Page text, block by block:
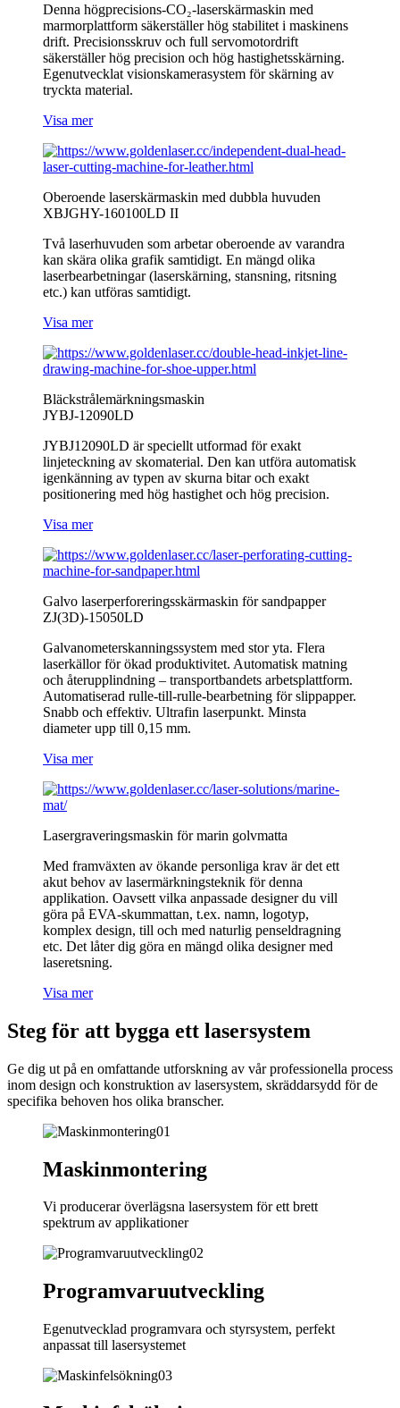
Denna högprecisions-CO₂-laserskärmaskin med
marmorplattform säkerställer hög stabilitet i maskinens
drift. Precisionsskruv och full servomotordrift
säkerställer hög precision och hög hastighetsskärning.
Egenutvecklat visionskamerasystem för skärning av
tryckta material.
Visa mer
Oberoende laserskärmaskin med dubbla huvuden
XBJGHY-160100LD II
Två laserhuvuden som arbetar oberoende av varandra
kan skära olika grafik samtidigt. En mängd olika
laserbearbetningar (laserskärning, stansning, ritsning
etc.) kan utföras samtidigt.
Visa mer
Bläckstrålemärkningsmaskin
JYBJ-12090LD
JYBJ12090LD är speciellt utformad för exakt
linjeteckning av skomaterial. Den kan utföra automatisk
igenkänning av typen av skurna bitar och exakt
positionering med hög hastighet och hög precision.
Visa mer
Galvo laserperforeringsskärmaskin för sandpapper
ZJ(3D)-15050LD
Galvanometerskanningssystem med stor yta. Flera
laserkällor för ökad produktivitet. Automatisk matning
och återupplindning – transportbandets arbetsplattform.
Automatiserad rulle-till-rulle-bearbetning för slippapper.
Snabb och effektiv. Ultrafin laserpunkt. Minsta
diameter upp till 0,15 mm.
Visa mer
Lasergraveringsmaskin för marin golvmatta
Med framväxten av ökande personliga krav är det ett
akut behov av lasermärkningsteknik för denna
applikation. Oavsett vilka anpassade designer du vill
göra på EVA-skummattan, t.ex. namn, logotyp,
komplex design, till och med naturlig penseldragning
etc. Det låter dig göra en mängd olika designer med
laseretsning.
Visa mer
Steg för att bygga ett lasersystem
Ge dig ut på en omfattande utforskning av vår professionella process
inom design och konstruktion av lasersystem, skräddarsydd för de
specifika behoven hos olika branscher.
01
Maskinmontering
Vi producerar överlägsna lasersystem för ett brett
spektrum av applikationer
02
Programvaruutveckling
Egenutvecklad programvara och styrsystem, perfekt
anpassat till lasersystemet
03